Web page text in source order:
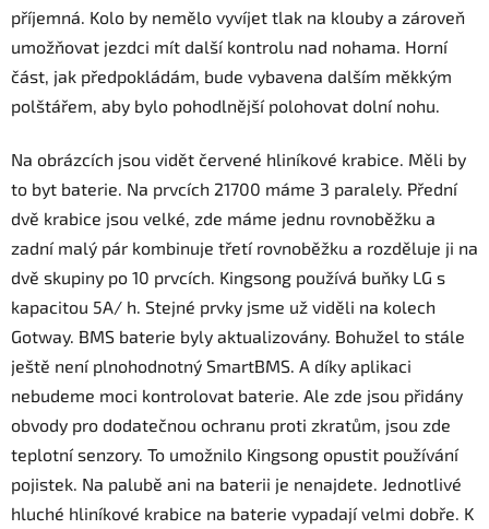
příjemná. Kolo by nemělo vyvíjet tlak na klouby a zároveň
umožňovat jezdci mít další kontrolu nad nohama. Horní
část, jak předpokládám, bude vybavena dalším měkkým
polštářem, aby bylo pohodlnější polohovat dolní nohu.
Na obrázcích jsou vidět červené hliníkové krabice. Měli by
to byt baterie. Na prvcích 21700 máme 3 paralely. Přední
dvě krabice jsou velké, zde máme jednu rovnoběžku a
zadní malý pár kombinuje třetí rovnoběžku a rozděluje ji na
dvě skupiny po 10 prvcích. Kingsong používá buňky LG s
kapacitou 5A/ h. Stejné prvky jsme už viděli na kolech
Gotway. BMS baterie byly aktualizovány. Bohužel to stále
ještě není plnohodnotný SmartBMS. A díky aplikaci
nebudeme moci kontrolovat baterie. Ale zde jsou přidány
obvody pro dodatečnou ochranu proti zkratům, jsou zde
teplotní senzory. To umožnilo Kingsong opustit používání
pojistek. Na palubě ani na baterii je nenajdete. Jednotlivé
hluché hliníkové krabice na baterie vypadají velmi dobře. K